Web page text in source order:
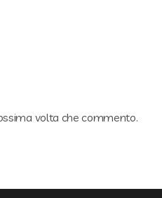
volta che commento.